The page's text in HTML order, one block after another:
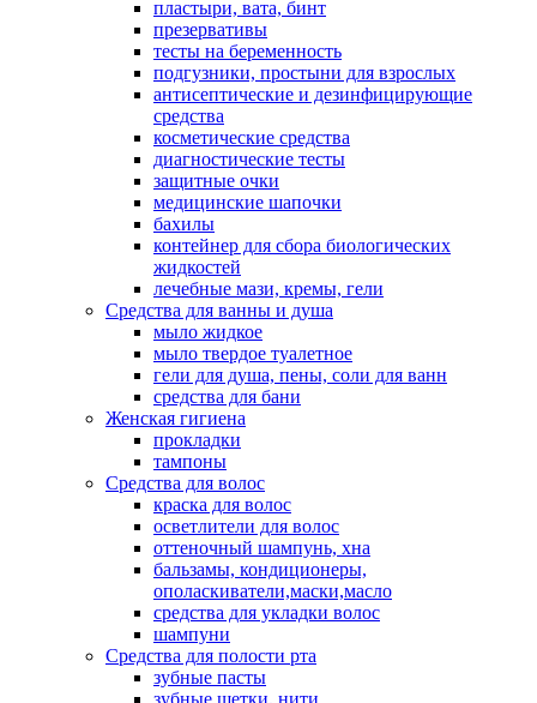
пластыри, вата, бинт
презервативы
тесты на беременность
подгузники, простыни для взрослых
антисептические и дезинфицирующие
средства
косметические средства
диагностические тесты
защитные очки
медицинские шапочки
бахилы
контейнер для сбора биологических
жидкостей
лечебные мази, кремы, гели
Средства для ванны и душа
мыло жидкое
мыло твердое туалетное
гели для душа, пены, соли для ванн
средства для бани
Женская гигиена
прокладки
тампоны
Средства для волос
краска для волос
осветлители для волос
оттеночный шампунь, хна
бальзамы, кондиционеры,
ополаскиватели,маски,масло
средства для укладки волос
шампуни
Средства для полости рта
зубные пасты
зубные щетки, нити